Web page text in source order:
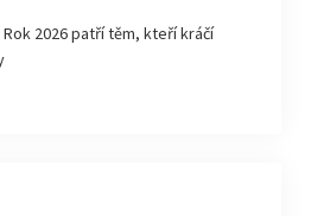
2026 patří těm, kteří kráčí